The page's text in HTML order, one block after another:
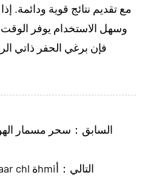
مع تقديم نتائج قوية
وسهل الاستخدام يوفر
فإن برغي الحفر ذاتي
السابق：سحر مسمار